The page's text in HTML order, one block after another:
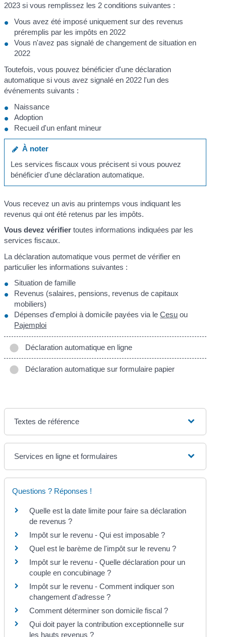
2023 si vous remplissez les 2 conditions suivantes :
Vous avez été imposé uniquement sur des revenus
préremplis par les impôts en 2022
Vous n'avez pas signalé de changement de situation en
2022
Toutefois, vous pouvez bénéficier d'une déclaration
automatique si vous avez signalé en 2022 l'un des
événements suivants :
Naissance
Adoption
Recueil d'un enfant mineur
À noter
Les services fiscaux vous précisent si vous pouvez
bénéficier d'une déclaration automatique.
Vous recevez un avis au printemps vous indiquant les
revenus qui ont été retenus par les impôts.
Vous devez vérifier toutes informations indiquées par les
services fiscaux.
La déclaration automatique vous permet de vérifier en
particulier les informations suivantes :
Situation de famille
Revenus (salaires, pensions, revenus de capitaux
mobiliers)
Dépenses d'emploi à domicile payées via leCesu ou
Pajemploi
Déclaration automatique en ligne
Déclaration automatique sur formulaire papier
Textes de référence
Services en ligne et formulaires
Questions ? Réponses !
Quelle est la date limite pour faire sa déclaration
de revenus ?
Impôt sur le revenu - Qui est imposable ?
Quel est le barème de l'impôt sur le revenu ?
Impôt sur le revenu - Quelle déclaration pour un
couple en concubinage ?
Impôt sur le revenu - Comment indiquer son
changement d'adresse ?
Comment déterminer son domicile fiscal ?
Qui doit payer la contribution exceptionnelle sur
les hauts revenus ?